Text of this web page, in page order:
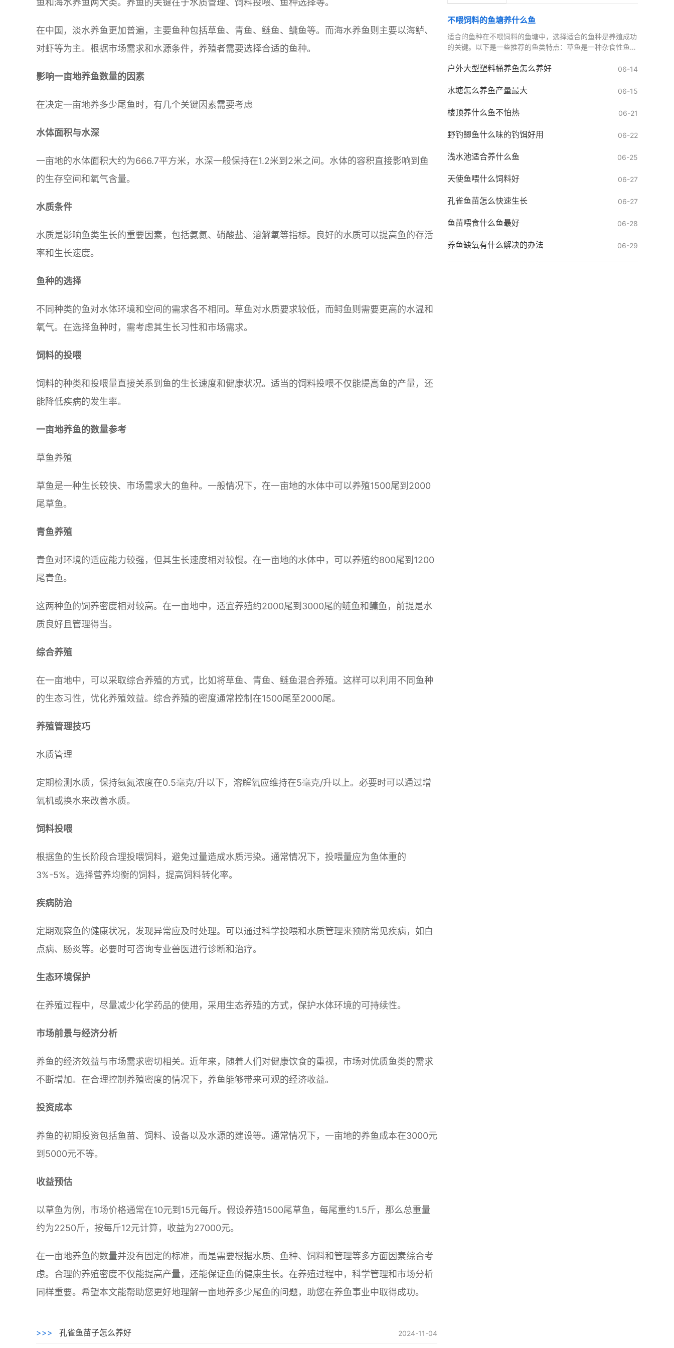
鱼和海水养鱼两大类。养鱼的关键在于水质管理、饲料投喂、鱼种选择等。
在中国，淡水养鱼更加普遍，主要鱼种包括草鱼、青鱼、鲢鱼、鳙鱼等。而海水养鱼则主要以海鲈、
对虾等为主。根据市场需求和水源条件，养殖者需要选择合适的鱼种。
影响一亩地养鱼数量的因素
在决定一亩地养多少尾鱼时，有几个关键因素需要考虑
水体面积与水深
一亩地的水体面积大约为666.7平方米，水深一般保持在1.2米到2米之间。水体的容积直接影响到鱼
的生存空间和氧气含量。
水质条件
水质是影响鱼类生长的重要因素，包括氨氮、硝酸盐、溶解氧等指标。良好的水质可以提高鱼的存活
率和生长速度。
鱼种的选择
不同种类的鱼对水体环境和空间的需求各不相同。草鱼对水质要求较低，而鲟鱼则需要更高的水温和
氧气。在选择鱼种时，需考虑其生长习性和市场需求。
饲料的投喂
饲料的种类和投喂量直接关系到鱼的生长速度和健康状况。适当的饲料投喂不仅能提高鱼的产量，还
能降低疾病的发生率。
一亩地养鱼的数量参考
草鱼养殖
草鱼是一种生长较快、市场需求大的鱼种。一般情况下，在一亩地的水体中可以养殖1500尾到2000
尾草鱼。
青鱼养殖
青鱼对环境的适应能力较强，但其生长速度相对较慢。在一亩地的水体中，可以养殖约800尾到1200
尾青鱼。
这两种鱼的饲养密度相对较高。在一亩地中，适宜养殖约2000尾到3000尾的鲢鱼和鳙鱼，前提是水
质良好且管理得当。
综合养殖
在一亩地中，可以采取综合养殖的方式，比如将草鱼、青鱼、鲢鱼混合养殖。这样可以利用不同鱼种
的生态习性，优化养殖效益。综合养殖的密度通常控制在1500尾至2000尾。
养殖管理技巧
水质管理
定期检测水质，保持氨氮浓度在0.5毫克/升以下，溶解氧应维持在5毫克/升以上。必要时可以通过增
氧机或换水来改善水质。
饲料投喂
根据鱼的生长阶段合理投喂饲料，避免过量造成水质污染。通常情况下，投喂量应为鱼体重的
3%-5%。选择营养均衡的饲料，提高饲料转化率。
疾病防治
定期观察鱼的健康状况，发现异常应及时处理。可以通过科学投喂和水质管理来预防常见疾病，如白
点病、肠炎等。必要时可咨询专业兽医进行诊断和治疗。
生态环境保护
在养殖过程中，尽量减少化学药品的使用，采用生态养殖的方式，保护水体环境的可持续性。
市场前景与经济分析
养鱼的经济效益与市场需求密切相关。近年来，随着人们对健康饮食的重视，市场对优质鱼类的需求
不断增加。在合理控制养殖密度的情况下，养鱼能够带来可观的经济收益。
投资成本
养鱼的初期投资包括鱼苗、饲料、设备以及水源的建设等。通常情况下，一亩地的养鱼成本在3000元
到5000元不等。
收益预估
以草鱼为例，市场价格通常在10元到15元每斤。假设养殖1500尾草鱼，每尾重约1.5斤，那么总重量
约为2250斤，按每斤12元计算，收益为27000元。
在一亩地养鱼的数量并没有固定的标准，而是需要根据水质、鱼种、饲料和管理等多方面因素综合考
虑。合理的养殖密度不仅能提高产量，还能保证鱼的健康生长。在养殖过程中，科学管理和市场分析
同样重要。希望本文能帮助您更好地理解一亩地养多少尾鱼的问题，助您在养鱼事业中取得成功。
>>> 孔雀鱼苗子怎么养好 2024-11-04
不喂饲料的鱼塘养什么鱼
适合的鱼种在不喂饲料的鱼塘中，选择适合的鱼种是养殖成功
的关键。以下是一些推荐的鱼类特点：草鱼是一种杂食性鱼
过
户外大型塑料桶养鱼怎么养好 06-14
水塘怎么养鱼产量最大 06-15
楼顶养什么鱼不怕热 06-21
野钓鲫鱼什么味的钓饵好用 06-22
浅水池适合养什么鱼 06-25
天使鱼喂什么饲料好 06-27
孔雀鱼苗怎么快速生长 06-27
鱼苗喂食什么鱼最好 06-28
养鱼缺氧有什么解决的办法 06-29